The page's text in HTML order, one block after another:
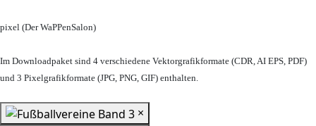
pixel (Der WaPPenSalon)
Im Downloadpaket sind 4 verschiedene Vektorgrafikformate (CDR, AI EPS, PDF)
und 3 Pixelgrafikformate (JPG, PNG, GIF) enthalten.
×